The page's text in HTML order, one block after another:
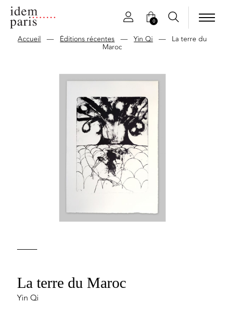
0
Accueil — Éditions récentes —Yin Qi — La terre du
Maroc
La terre du Maroc
Yin Qi